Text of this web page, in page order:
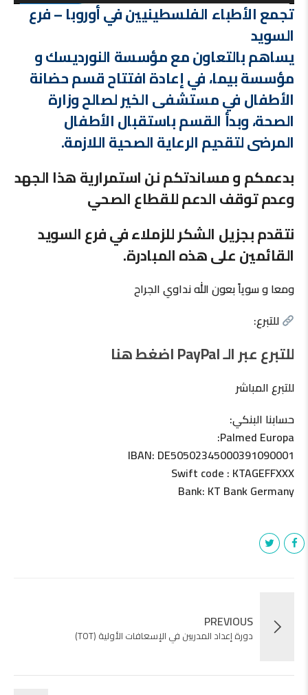
تجمع الأطباء الفلسطينيين في أوروبا – فرع
السويد
يساهم بالتعاون مع مؤسسة النورديسك و
مؤسسة بيما، في إعادة افتتاح قسم حضانة
الأطفال في مستشفى الخير لصالح وزارة
الصحة، وبدأ القسم باستقبال الأطفال
المرضى لتقديم الرعاية الصحية اللازمة.
بدعمكم و مساندتكم نن استمرارية هذا الجهد
وعدم توقف الدعم للقطاع الصحي
نتقدم بجزيل الشكر للزملاء في فرع السويد
القائمين على هذه المبادرة.
ومعا و سوياً بعون الله نداوي الجراح
للتبرع:
للتبرع عبر الـ PayPal اضغط هنا
للتبرع المباشر
حسابنا البنكي:
Palmed Europa:
IBAN: DE50502345000391090001
Swift code : KTAGEFFXXX
Bank: KT Bank Germany
PREVIOUS
دورة إعداد المدربين في الإسعافات الأولية (TOT)